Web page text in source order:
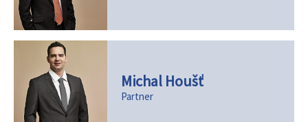
Michal Houšť
Partner